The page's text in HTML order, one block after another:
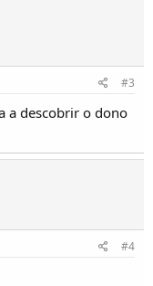
#3
a descobrir o dono
#4